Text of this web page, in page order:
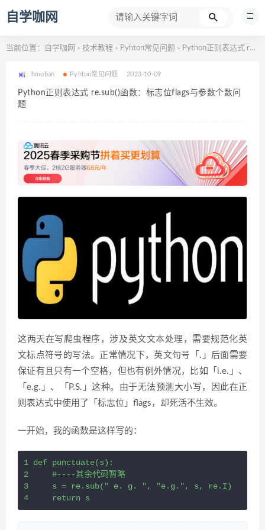
自学咖网
当前位置： 自学咖网 > 技术教程 > Pyhton常见问题 > Python正则表达式 re.sub()函数：标志位flags与参数个数问题
hmoban Pyhton常见问题 2023-10-09
Python正则表达式 re.sub()函数：标志位flags与参数个数问
题
这两天在写爬虫程序，涉及英文文本处理，需要规范化英
文标点符号的写法。正常情况下，英文句号「.」后面需要
保证有且只有一个空格，但也有例外情况，比如「i.e.」、
「e.g.」、「P.S.」这种。由于无法预测大小写，因此在正
则表达式中使用了「标志位」flags，却死活不生效。
一开始，我的函数是这样写的：
1 def punctuate(s):
2     #----其余代码暂略
3     s = re.sub(" e. g. ", "e.g.", s, re.I)
4     return s